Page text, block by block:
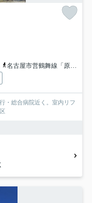
名古屋市営鶴舞線「原」駅 徒歩15分
・総合病院近く。室内リフ